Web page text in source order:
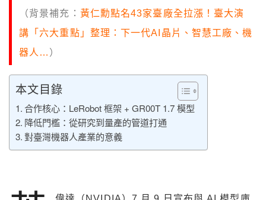
（背景補充： 黃仁勳點名43家臺廠全拉漲！臺大演
講「六大重點」整理：下一代AI晶片、智慧工廠、機
器人… ）
本文目錄
合作核心：LeRobot 框架 + GR00T 1.7 模型
降低門檻：從研究到量產的管道打通
對臺灣機器人產業的意義